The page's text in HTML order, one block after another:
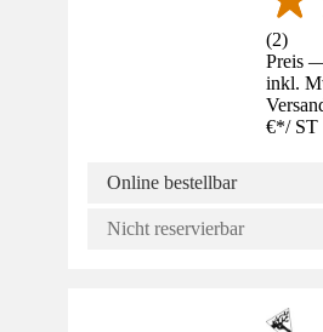
(2)
Preis
inkl.
€*/ ST
Online bestellbar
Nicht reservierbar